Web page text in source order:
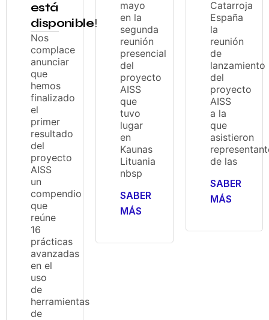
está
disponible!
Nos
complace
anunciar
que
hemos
finalizado
el
primer
resultado
del
proyecto
AISS
un
compendio
que
reúne
16
prácticas
avanzadas
en el
uso
de
herramientas
de
mayo
en la
segunda
reunión
presencial
del
proyecto
AISS
que
tuvo
lugar
en
Kaunas
Lituania
nbsp
SABER
MÁS
Catarroja
España
la
reunión
de
lanzamiento
del
proyecto
AISS
a la
que
asistieron
de las
SABER
MÁS